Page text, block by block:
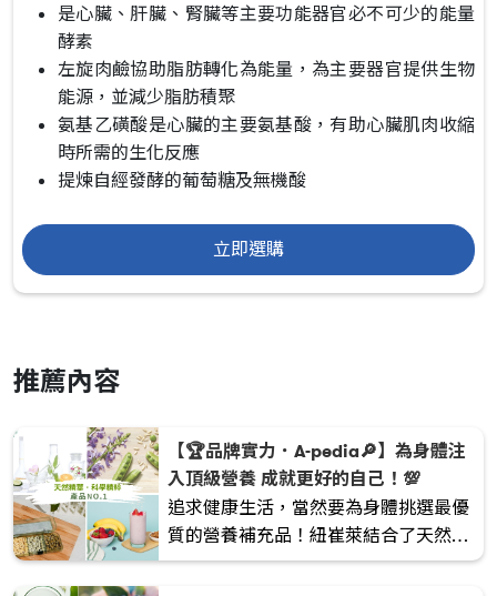
是心臟、肝臟、腎臟等主要功能器官必不可少的能量
酵素
左旋肉鹼協助脂肪轉化為能量，為主要器官提供生物
能源，並減少脂肪積聚
氨基乙磺酸是心臟的主要氨基酸，有助心臟肌肉收縮
時所需的生化反應
提煉自經發酵的葡萄糖及無機酸
立即選購
推薦內容
【🏆品牌實力．A-pedia🔎】為身體注
入頂級營養 成就更好的自己！💯
追求健康生活，當然要為身體挑選最優
質的營養補充品！紐崔萊結合了天然精
華與科學精粹，用心打造一系列優質產